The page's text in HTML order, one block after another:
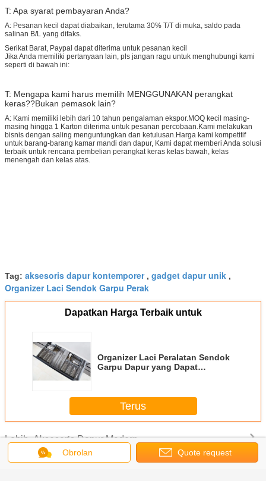
T: Apa syarat pembayaran Anda?
A: Pesanan kecil dapat diabaikan, terutama 30% T/T di muka, saldo pada
salinan B/L yang difaks.
Serikat Barat, Paypal dapat diterima untuk pesanan kecil
Jika Anda memiliki pertanyaan lain, pls jangan ragu untuk menghubungi kami
seperti di bawah ini:
T: Mengapa kami harus memilih MENGGUNAKAN perangkat
keras??Bukan pemasok lain?
A: Kami memiliki lebih dari 10 tahun pengalaman ekspor.MOQ kecil masing-
masing hingga 1 Karton diterima untuk pesanan percobaan.Kami melakukan
bisnis dengan saling menguntungkan dan ketulusan.Harga kami kompetitif
untuk barang-barang kamar mandi dan dapur, Kami dapat memberi Anda solusi
terbaik untuk rencana pembelian perangkat keras kelas bawah, kelas
menengah dan kelas atas.
Tag: aksesoris dapur kontemporer, gadget dapur unik ,
Organizer Laci Sendok Garpu Perak
Dapatkan Harga Terbaik untuk
Organizer Laci Peralatan Sendok
Garpu Dapur yang Dapat
Terus
LebihAksesoris Dapur Modern
Obrolan Quote request